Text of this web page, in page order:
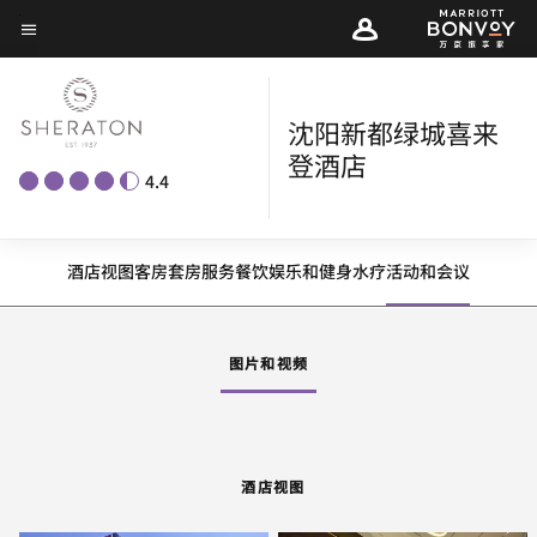
Skip
to
main
content
菜单文本
4.4
沈阳新都绿城喜来
登酒店
酒店视图客房套房服务餐饮娱乐和健身水疗活动和会议
图片和视频
酒店视图